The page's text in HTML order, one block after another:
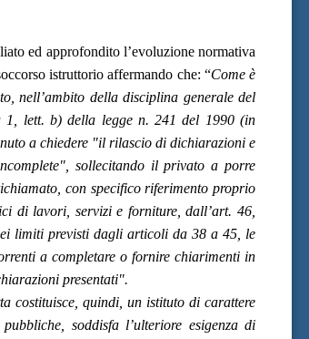
ed approfondito l’evoluzione normativa
istruttorio affermando che: “Come è
nell’ambito della disciplina generale del
1, lett. b) della legge n. 241 del 1990 (in
a chiedere "il rilascio di dichiarazioni e
sollecitando il privato a porre
con specifico riferimento proprio
di lavori, servizi e forniture, dall’art. 46,
limiti previsti dagli articoli da 38 a 45, le
a completare o fornire chiarimenti in
presentati".
costituisce, quindi, un istituto di carattere
soddisfa l’ulteriore esigenza di